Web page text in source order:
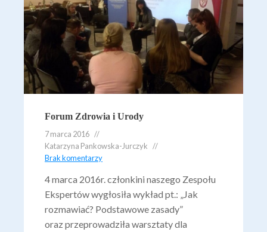
Forum Zdrowia i Urody
7 marca 2016
Katarzyna Pankowska-Jurczyk
Brak komentarzy
4 marca 2016r. członkini naszego Zespołu
Ekspertów wygłosiła wykład pt.: „Jak
rozmawiać? Podstawowe zasady”
oraz przeprowadziła warsztaty dla